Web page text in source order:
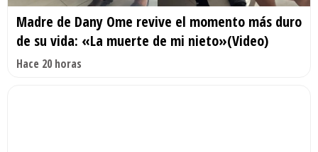
Madre de Dany Ome revive el momento más duro
de su vida: «La muerte de mi nieto»(Video)
Hace 20 horas